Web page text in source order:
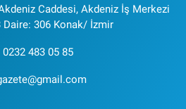
Caddesi, Akdeniz İş Merkezi
Daire: 306 Konak/ İzmir
0232 483 05 85